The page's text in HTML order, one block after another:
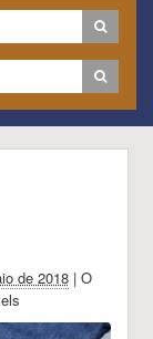
de 2018 |O